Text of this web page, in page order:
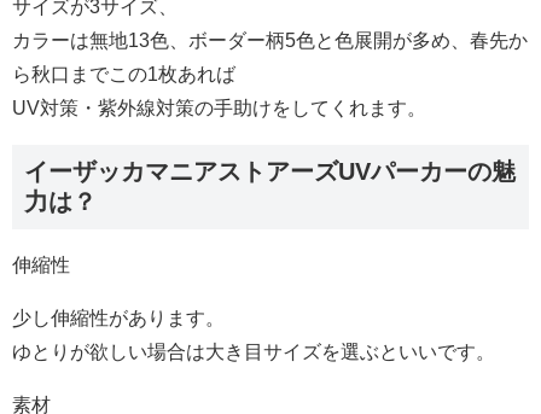
サイズが3サイズ、
カラーは無地13色、ボーダー柄5色と色展開が多め、春先か
ら秋口までこの1枚あれば
UV対策・紫外線対策の手助けをしてくれます。
イーザッカマニアストアーズUVパーカーの魅
力は？
伸縮性
少し伸縮性があります。
ゆとりが欲しい場合は大き目サイズを選ぶといいです。
素材